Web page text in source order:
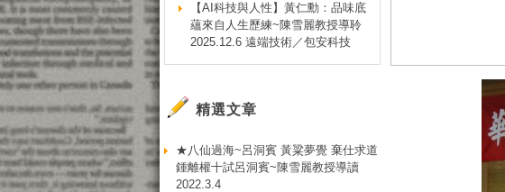
【AI科技與人性】黃仁勳：品味底
蘊來自人生歷練~陳雪麗教授導聆
2025.12.6 遠端技術／包安科技
精選文章
★八仙過海~呂洞賓 黃粱夢覺 棄仕求道
鍾離權十試呂洞賓~陳雪麗教授導讀
2022.3.4